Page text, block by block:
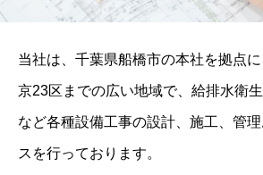
当社は、千葉県船橋市の本社を拠点
京23区までの広い地域で、給排水衛
など各種設備工事の設計、施工、管
スを行っております。